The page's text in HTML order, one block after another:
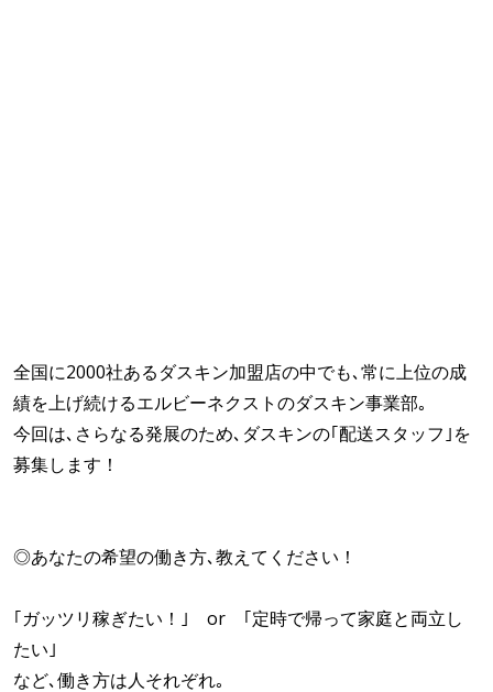
全国に2000社あるダスキン加盟店の中でも､常に上位の成
績を上げ続けるエルビーネクストのダスキン事業部｡
今回は､さらなる発展のため､ダスキンの｢配送スタッフ｣を
募集します！
◎あなたの希望の働き方､教えてください！
｢ガッツリ稼ぎたい！｣ or ｢定時で帰って家庭と両立し
たい｣
など､働き方は人それぞれ｡